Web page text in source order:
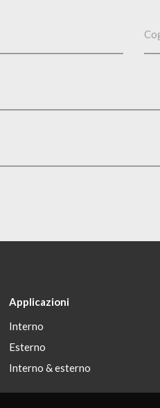
Applicazioni
Interno
Esterno
Interno & esterno